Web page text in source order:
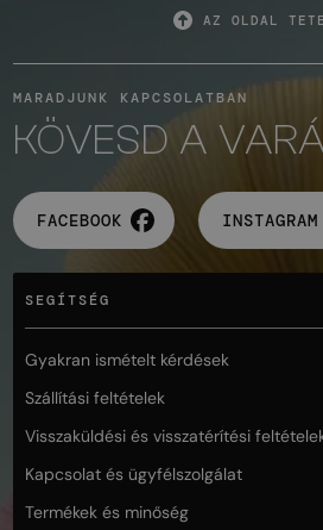
AZ OLDAL
MARADJUNK KAPCSOLATBAN
KÖVESD A
FACEBOOK INSTAGRAM
SEGÍTSÉG
Gyakran ismételt kérdések
Szállítási feltételek
Visszaküldési és visszatérítési
Kapcsolat és ügyfélszolgálat
Termékek és minőség